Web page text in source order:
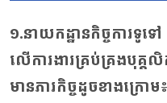
១.នាយកដ្ឋានកិច្ចការទូទ
លើការងារគ្រប់គ្រងបុគ្គ
មានភារកិច្ចដូចខាងក្រោម៖